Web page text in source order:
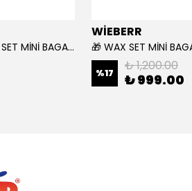
🎁 KOLAY SERAMİK & WAX SET MİNİ BAGAJ ÇANTASI HEDİYELİ 🎁
WİEBERR
%17 ₺ 1,200.00
₺ 999.00